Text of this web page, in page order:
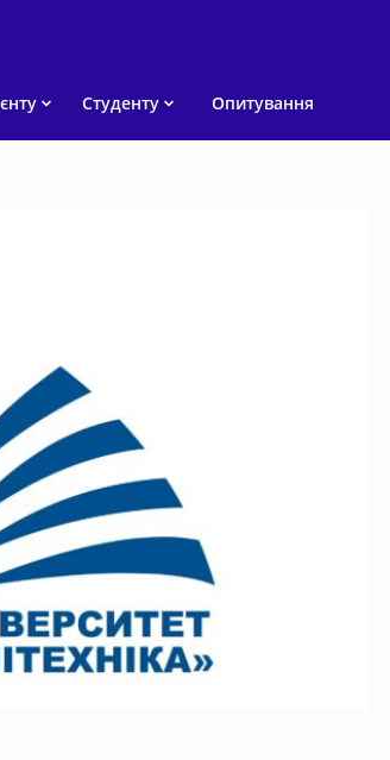
Студенту Опитування